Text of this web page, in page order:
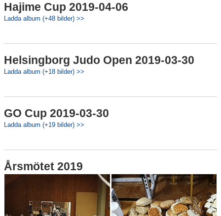
Hajime Cup 2019-04-06
Ladda album (+48 bilder) >>
Helsingborg Judo Open 2019-03-30
Ladda album (+18 bilder) >>
GO Cup 2019-03-30
Ladda album (+19 bilder) >>
Årsmötet 2019